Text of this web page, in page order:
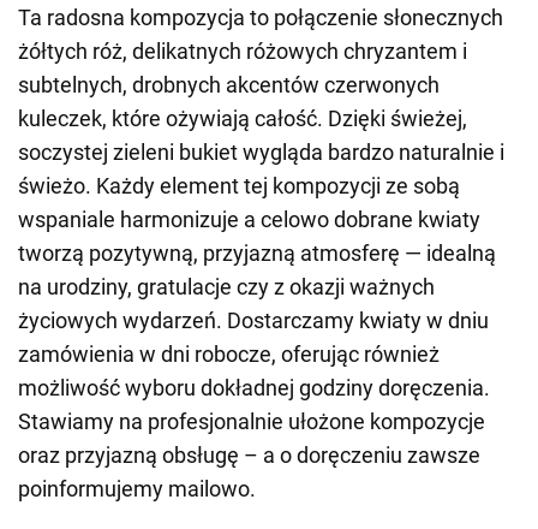
Ta radosna kompozycja to połączenie słonecznych
żółtych róż, delikatnych różowych chryzantem i
subtelnych, drobnych akcentów czerwonych
kuleczek, które ożywiają całość. Dzięki świeżej,
soczystej zieleni bukiet wygląda bardzo naturalnie i
świeżo. Każdy element tej kompozycji ze sobą
wspaniale harmonizuje a celowo dobrane kwiaty
tworzą pozytywną, przyjazną atmosferę — idealną
na urodziny, gratulacje czy z okazji ważnych
życiowych wydarzeń. Dostarczamy kwiaty w dniu
zamówienia w dni robocze, oferując również
możliwość wyboru dokładnej godziny doręczenia.
Stawiamy na profesjonalnie ułożone kompozycje
oraz przyjazną obsługę – a o doręczeniu zawsze
poinformujemy mailowo.